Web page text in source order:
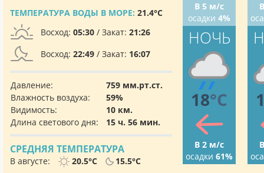
ТЕМПЕРАТУРА ВОДЫ В МОРЕ: 21.4°C
Восход: 05:30 / Закат: 21:26
Восход: 22:49 / Закат: 16:07
Давление:
759 мм.рт.ст.
Влажность воздуха:
59%
Видимость:
10 км.
Длина светового дня:
15 ч. 56 мин.
СРЕДНЯЯ ТЕМПЕРАТУРА
В августе: 20.5°C 15.5°C
В 5 м/с
осадки 4%
НОЧЬ
18°C
В 2 м/с
осадки 61%